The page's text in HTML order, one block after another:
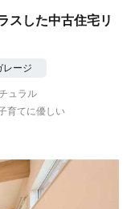
スした中古住宅リ
レージ
ュラル
育てに優しい